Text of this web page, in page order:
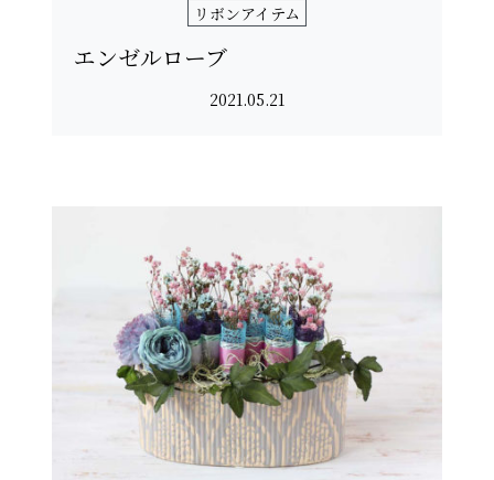
リボンアイテム
エンゼルローブ
2021.05.21